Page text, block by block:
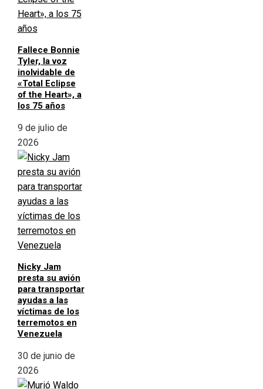
Fallece Bonnie
Tyler, la voz
inolvidable de
«Total Eclipse
of the Heart», a
los 75 años
9 de julio de
2026
Nicky Jam
presta su avión
para transportar
ayudas a las
víctimas de los
terremotos en
Venezuela
30 de junio de
2026